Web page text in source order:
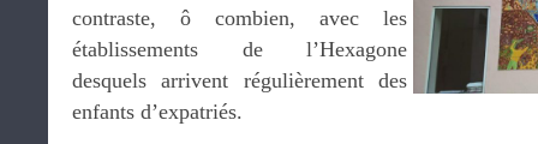
contraste, ô combien, avec les
établissements de l’Hexagone
desquels arrivent régulièrement des
enfants d’expatriés.